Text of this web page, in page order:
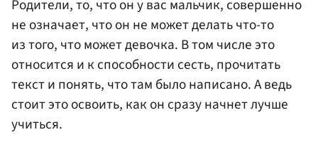
Родители, то, что он у вас мальчик, совершенно
не означает, что он не может делать что-то
из того, что может девочка. В том числе это
относится и к способности сесть, прочитать
текст и понять, что там было написано. А ведь
стоит это освоить, как он сразу начнет лучше
учиться.